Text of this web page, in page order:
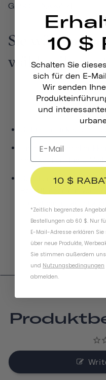
GESCHENKKARTE
Sie wählen
wählen ihr
Die digitale
dem Kauf an Ihre E-
Geschenkkarten
Bestellungen mit
10 $
Schalten Sie
sich für den E-
Wir senden
und
10 $
*Zeitlich begrenztes
Bestellungen ab 60 $. Nur
E-Mail-Adresse erklären
über neue Produkte,
Sie stimmen außerdem
und Nutzungsbedingungen
abmelden.